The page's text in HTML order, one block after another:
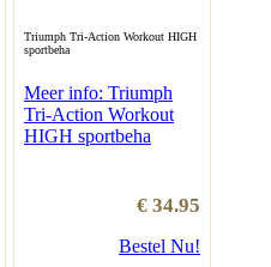
Triumph Tri-Action Workout HIGH
sportbeha
Meer info: Triumph
Tri-Action Workout
HIGH sportbeha
€ 34.95
Bestel Nu!